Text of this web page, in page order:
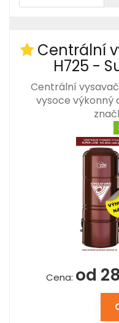
Centrální
H725 -
Centrální
vysoce výkonný
Cena: od